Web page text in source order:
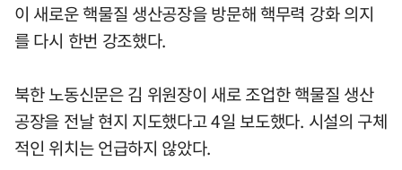
이 새로운 핵물질 생산공장을 방문해 핵무력 강화 의지
를 다시 한번 강조했다.
북한 노동신문은 김 위원장이 새로 조업한 핵물질 생산
공장을 전날 현지 지도했다고 4일 보도했다. 시설의 구체
적인 위치는 언급하지 않았다.